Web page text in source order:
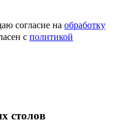
согласие на обработку
с политикой
столов